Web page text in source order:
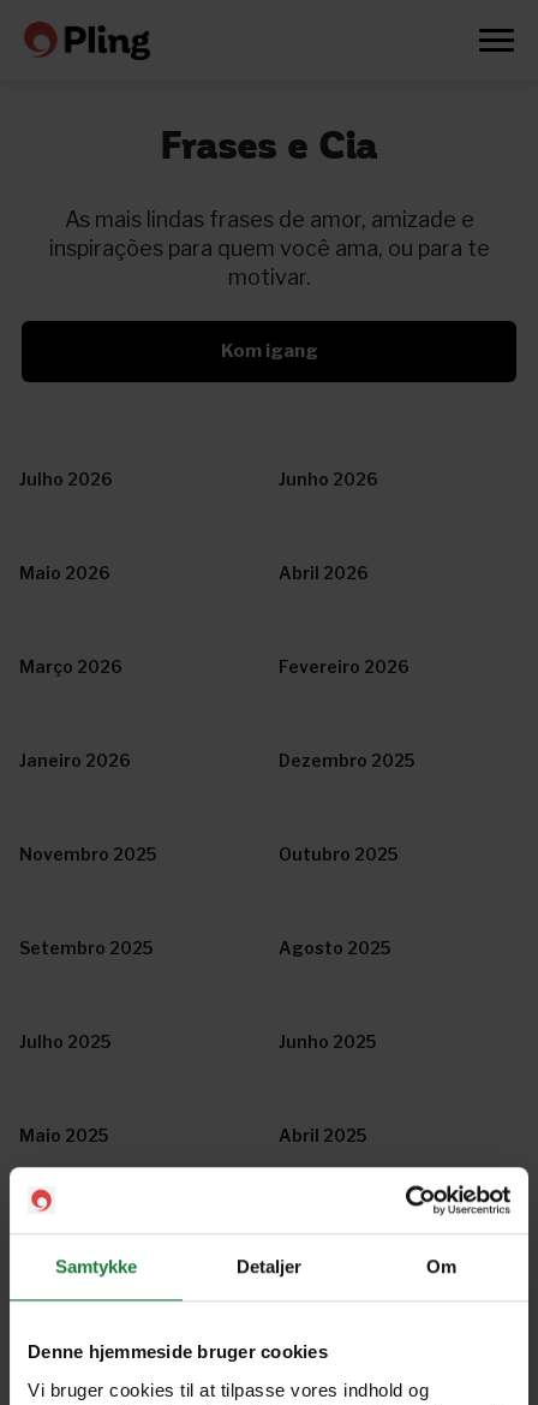
Samtykke Detaljer Om
Denne hjemmeside bruger cookies
Vi bruger cookies til at tilpasse vores indhold og
Frases e Cia
As mais lindas frases de amor, amizade e
inspirações para quem você ama, ou para te
motivar.
Kom igang
Julho 2026 Junho 2026
Maio 2026 Abril 2026
Março 2026 Fevereiro 2026
Janeiro 2026 Dezembro 2025
Novembro 2025 Outubro 2025
Setembro 2025 Agosto 2025
Julho 2025 Junho 2025
Maio 2025 Abril 2025
Março 2025 Fevereiro 2025